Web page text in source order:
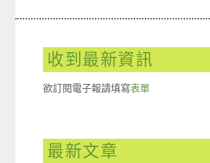
收到最新資訊
欲訂閱電子報請填寫表單
最新文章